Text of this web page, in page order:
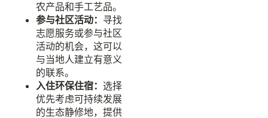
农产品和手工艺品。
参与社区活动： 寻找
志愿服务或参与社区
活动的机会，这可以
与当地人建立有意义
的联系。
入住环保住宿： 选择
优先考虑可持续发展
的生态静修地，提供